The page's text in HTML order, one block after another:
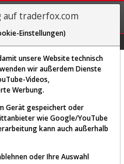
REGIS-
TRIEREN
ist nur für
auf traderfox.com
Einstellungen)
unsere Website technisch
wir außerdem Dienste
Videos,
Werbung.
Gerät gespeichert oder
wie Google/YouTube
kann auch außerhalb
oder Ihre Auswahl